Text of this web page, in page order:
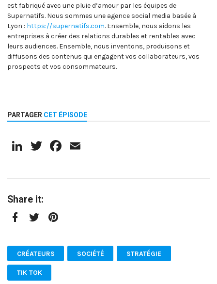
est fabriqué avec une pluie d’amour par les équipes de
Supernatifs. Nous sommes une agence social media basée à
Lyon : https://supernatifs.com. Ensemble, nous aidons les
entreprises à créer des relations durables et rentables avec
leurs audiences. Ensemble, nous inventons, produisons et
diffusons des contenus qui engagent vos collaborateurs, vos
prospects et vos consommateurs.
PARTAGER CET ÉPISODE
LinkedIn
TwitterFacebook
Share it:
CRÉATEURS SOCIÉTÉ STRATÉGIE
TIK TOK